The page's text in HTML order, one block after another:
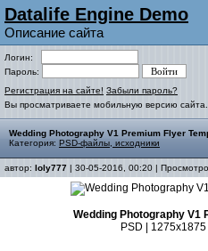
Datalife Engine Demo
Описание сайта
Логин:
Пароль:
Регистрация на сайте! Забыли пароль?
Вы просматриваете мобильную версию сайта.
Wedding Photography V1 Premium Flyer
Категория: PSD-файлы, исходники
автор: loly777 | 30-05-2016, 00:20 |
Wedding Photography V1
PSD |